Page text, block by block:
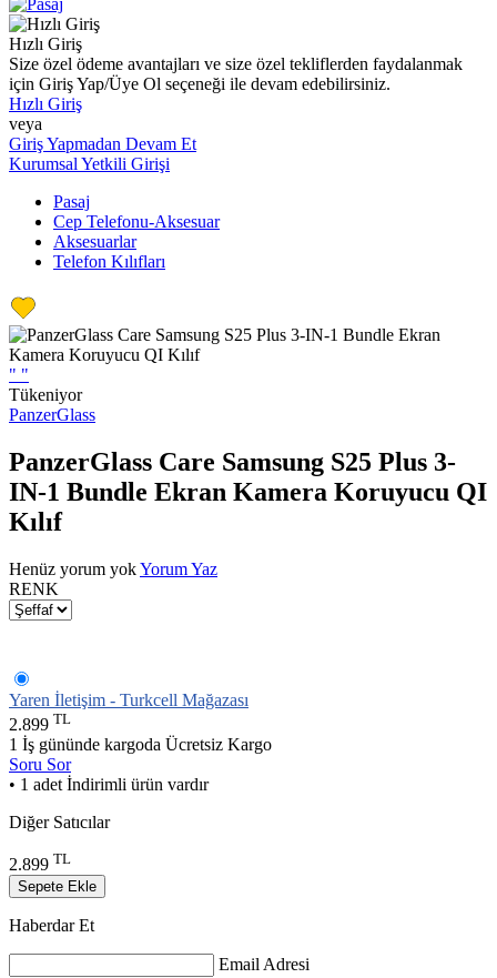
Hızlı Giriş
Size özel ödeme avantajları ve size özel tekliflerden faydalanmak
için Giriş Yap/Üye Ol seçeneği ile devam edebilirsiniz.
Hızlı Giriş
veya
Giriş Yapmadan Devam Et
Kurumsal Yetkili Girişi
Pasaj
Cep Telefonu-Aksesuar
Aksesuarlar
Telefon Kılıfları
" "
Tükeniyor
PanzerGlass
PanzerGlass Care Samsung S25 Plus 3-
IN-1 Bundle Ekran Kamera Koruyucu QI
Kılıf
Henüz yorum yokYorum Yaz
RENK
Yaren İletişim - Turkcell Mağazası
2.899 TL
1 İş gününde kargoda Ücretsiz Kargo
Soru Sor
• 1 adet İndirimli ürün vardır
Diğer Satıcılar
2.899 TL
Sepete Ekle
Haberdar Et
Email Adresi